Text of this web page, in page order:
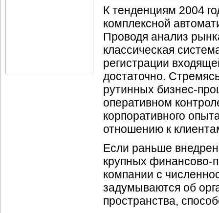
К тенденциям 2004
комплексной
Проводя анализ
классическая
регистрации
достаточно.
рутинных бизнес-
оперативном
корпоративного
отношению к
Если раньше
крупных финансово-
компании с
задумываются об
пространства,